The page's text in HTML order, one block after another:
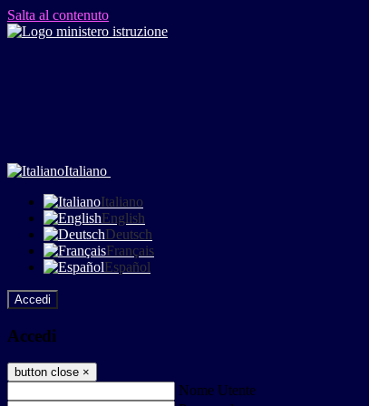
Salta al contenuto
Italiano
Italiano
English
Deutsch
Français
Español
Accedi
Accedi
button close ×
Nome Utente